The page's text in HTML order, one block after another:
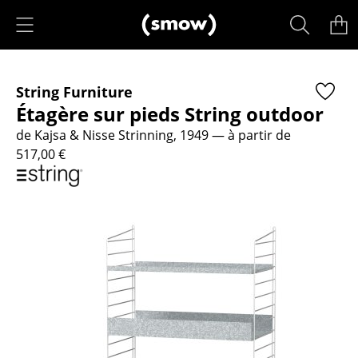
Sièges
Chaises de cuisine & salle à manger
Canapés
Fauteuils lounge
Chaises cantilever
Chaises et Tabourets de bar
String Furniture
Étagère sur pieds String outdoor
de Kajsa & Nisse Strinning, 1949— à partir de
517,00 €